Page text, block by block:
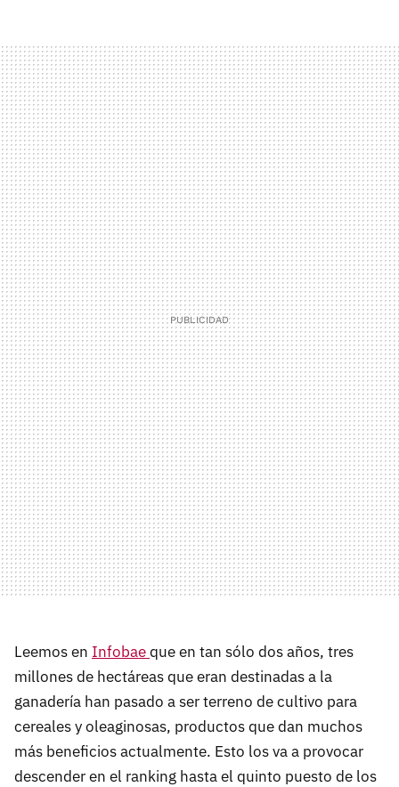
Leemos en Infobaeque en tan sólo dos años, tres
millones de hectáreas que eran destinadas a la
ganadería han pasado a ser terreno de cultivo para
cereales y oleaginosas, productos que dan muchos
más beneficios actualmente. Esto los va a provocar
descender en el ranking hasta el quinto puesto de los